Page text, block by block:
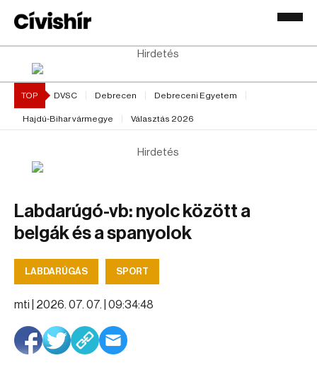
Hirdetés
TOP DVSC Debrecen Debreceni Egyetem
Hajdú-Bihar vármegye Választás 2026
Hirdetés
Labdarúgó-vb: nyolc között a
belgák és a spanyolok
LABDARÚGÁS SPORT
mti | 2026. 07. 07. | 09:34:48